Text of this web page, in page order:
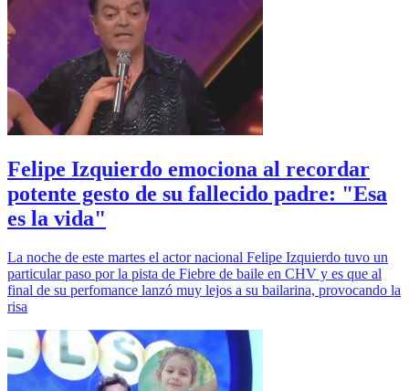
Felipe Izquierdo emociona al recordar
potente gesto de su fallecido padre: "Esa
es la vida"
La noche de este martes el actor nacional Felipe Izquierdo tuvo un
particular paso por la pista de Fiebre de baile en CHV y es que al
final de su perfomance lanzó muy lejos a su bailarina, provocando la
risa